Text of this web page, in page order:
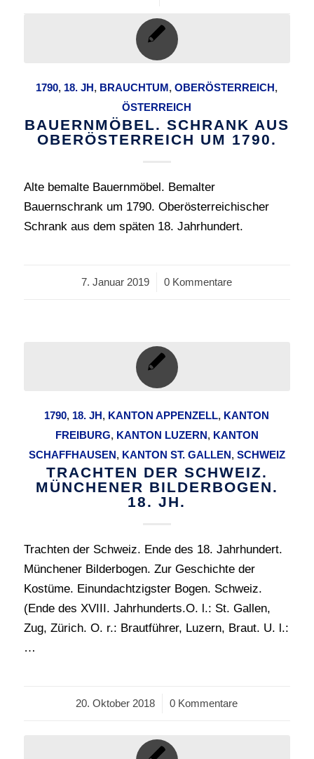
1790, 18. JH, BRAUCHTUM,OBERÖSTERREICH,
ÖSTERREICH
BAUERNMÖBEL. SCHRANK AUS
OBERÖSTERREICH UM 1790.
Alte bemalte Bauernmöbel. Bemalter
Bauernschrank um 1790. Oberösterreichischer
Schrank aus dem späten 18. Jahrhundert.
7. Januar 2019
/ 0 Kommentare
1790, 18. JH, KANTON APPENZELL, KANTON
FREIBURG, KANTON‎ ‎LUZERN, KANTON
SCHAFFHAUSEN, KANTON ST. GALLEN, SCHWEIZ
TRACHTEN DER SCHWEIZ.
MÜNCHENER BILDERBOGEN.
18. JH.
Trachten der Schweiz. Ende des 18. Jahrhundert.
Münchener Bilderbogen. Zur Geschichte der
Kostüme. Einundachtzigster Bogen. Schweiz.
(Ende des XVIII. Jahrhunderts.O. l.: St. Gallen,
Zug, Zürich. O. r.: Brautführer, Luzern, Braut. U. l.:
…
20. Oktober 2018
/ 0 Kommentare